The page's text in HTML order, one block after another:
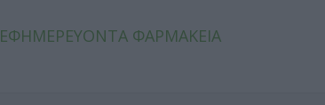
ΕΦΗΜΕΡΕΥΟΝΤΑ ΦΑΡΜΑΚΕΙΑ